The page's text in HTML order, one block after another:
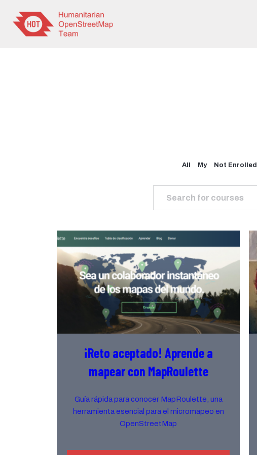
All My Not Enrolled
¡Reto aceptado! Aprende a
mapear con MapRoulette
Guía rápida para conocer MapRoulette, una
herramienta esencial para el micromapeo en
OpenStreetMap